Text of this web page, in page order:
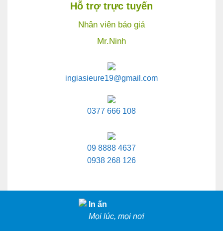
Hỗ trợ trực tuyến
Nhân viên báo giá
Mr.Ninh
ingiasieure19@gmail.com
0377 666 108
09 8888 4637
0938 268 126
In ấn
Mọi lúc, mọi nơi